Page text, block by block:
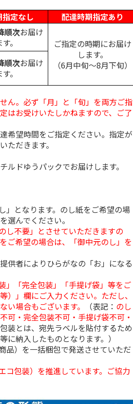
定なし
配達時期指定あり
順次お届け
。
ご指定の時期にお届け
します。
（6月中旬～8月下旬）
順次お届け
。
ん。必ず「月」と「旬」を両方ご指
はお受けいたしかねますので、ご了
希望時間をご指定ください。指定が
ただきます。
ドゆうパックでお届けします。
」となります。のし紙をご希望の場
選んでください。
し不要」とさせていただきますの
ご希望の場合は、「御中元のし」を
供者によりひらがなの「お」になる
」「完全包装」「手提げ袋」等をご
）」欄にご入力ください。ただし、
い場合もございます。
（表記： のし
可・完全包装不可・手提げ袋不可・
装とは、宛先ラベルを貼付するため
に納入したものとなります。）
品）を一括梱包で発送させていただ
コ包装）を推進しています。ご協力